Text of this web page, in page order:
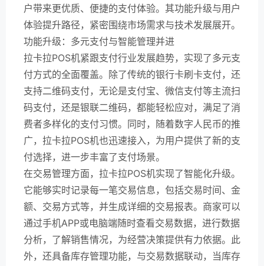
户带来更优质、便捷的支付体验。其功能升级与用户
体验提升路径，紧密围绕市场需求与技术发展展开。
功能升级：多元支付与智能管理并进
拉卡拉POS机紧跟支付行业发展趋势，实现了多元支
付方式的全面覆盖。除了传统的银行卡刷卡支付，还
支持二维码支付，无论是支付宝、微信支付等主流扫
码支付，还是银联二维码，都能轻松应对，满足了消
费者多样化的支付习惯。同时，随着数字人民币的推
广，拉卡拉POS机也迅速接入，为用户提供了新的支
付选择，进一步丰富了支付场景。
在交易管理方面，拉卡拉POS机实现了智能化升级。
它能够实时记录每一笔交易信息，包括交易时间、金
额、交易方式等，并生成详细的交易报表。商家可以
通过手机APP或电脑端随时查看交易数据，进行数据
分析，了解销售情况，为经营决策提供有力依据。此
外，还具备库存管理功能，与交易数据联动，当库存